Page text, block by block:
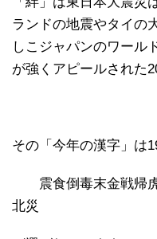
ランドの地震やタイの
しこジャパンのワール
が強くアピールされた
その「今年の漢字」は
震食倒毒末金戦帰虎
北災